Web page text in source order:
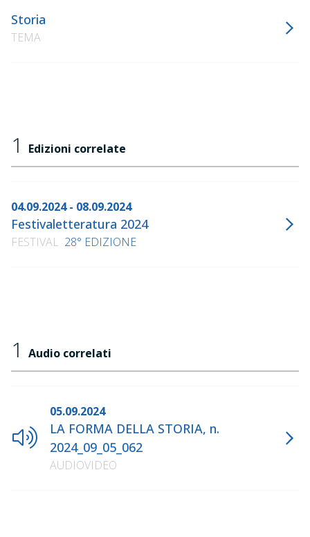
Storia
TEMA
1 Edizioni correlate
04.09.2024 - 08.09.2024
Festivaletteratura 2024
FESTIVAL 28° EDIZIONE
1 Audio correlati
05.09.2024
LA FORMA DELLA STORIA, n.
2024_09_05_062
AUDIOVIDEO